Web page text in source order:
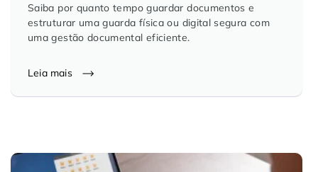
Saiba por quanto tempo guardar documentos e
estruturar uma guarda física ou digital segura com
uma gestão documental eficiente.
Leia mais